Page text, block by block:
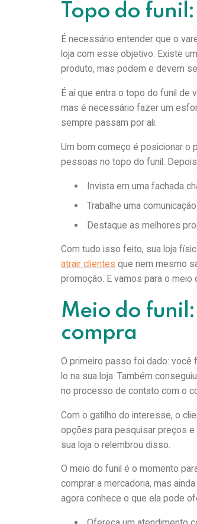
Topo do
É necessário entender que o
loja com esse objetivo. Existe
produto, mas podem e devem
É aí que entra o topo do funil de
mas é necessário fazer um
sempre passam por ali.
Um bom começo é posicionar o
pessoas no topo do funil.
Invista em uma fachada
Trabalhe uma
Destaque as melhores
Com tudo isso feito, sua loja
atrair clientes que nem mesmo
promoção. E vamos para o meio
Meio do
compra
O primeiro passo foi dado:
lo na sua loja. Também
no processo de contato com o
Com o gatilho do interesse, o
opções para pesquisar preços
sua loja o relembrou disso.
O meio do funil é o momento
comprar a mercadoria, mas
agora conhece o que ela pode